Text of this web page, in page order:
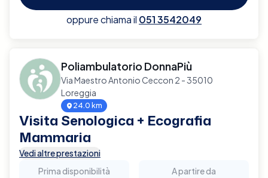
oppure chiama il 051 3542049
Poliambulatorio DonnaPiù
Via Maestro Antonio Ceccon 2 - 35010
Loreggia
24.0 km
Visita Senologica + Ecografia
Mammaria
Vedi altre prestazioni
Prima disponibilità
A partire da